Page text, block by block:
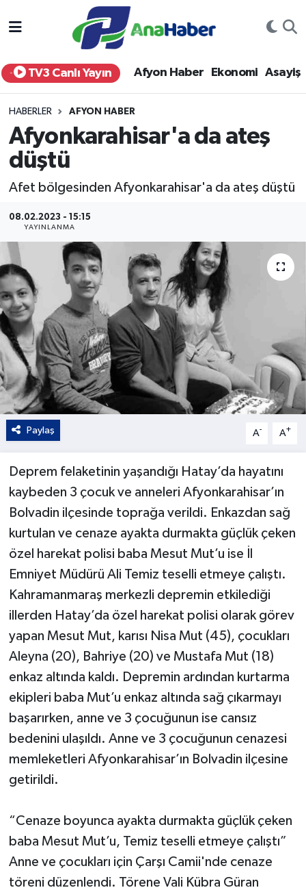
TV3 Canlı Yayın Afyon Haber Ekonomi Asayiş
HABERLER AFYON HABER
Afyonkarahisar'a da ateş
düştü
Afet bölgesinden Afyonkarahisar'a da ateş düştü
08.02.2023 - 15:15
YAYINLANMA
Paylaş A- A+
Deprem felaketinin yaşandığı Hatay’da hayatını
kaybeden 3 çocuk ve anneleri Afyonkarahisar’ın
Bolvadin ilçesinde toprağa verildi. Enkazdan sağ
kurtulan ve cenaze ayakta durmakta güçlük çeken
özel harekat polisi baba Mesut Mut’u ise İl
Emniyet Müdürü Ali Temiz teselli etmeye çalıştı.
Kahramanmaraş merkezli depremin etkilediği
illerden Hatay’da özel harekat polisi olarak görev
yapan Mesut Mut, karısı Nisa Mut (45), çocukları
Aleyna (20), Bahriye (20) ve Mustafa Mut (18)
enkaz altında kaldı. Depremin ardından kurtarma
ekipleri baba Mut’u enkaz altında sağ çıkarmayı
başarırken, anne ve 3 çocuğunun ise cansız
bedenini ulaşıldı. Anne ve 3 çocuğunun cenazesi
memleketleri Afyonkarahisar’ın Bolvadin ilçesine
getirildi.
“Cenaze boyunca ayakta durmakta güçlük çeken
baba Mesut Mut’u, Temiz teselli etmeye çalıştı”
Anne ve çocukları için Çarşı Camii'nde cenaze
töreni düzenlendi. Törene Vali Kübra Güran
Yurt Haber
Afyon Haber
Siyaset
Spor
Eğitim
Sağlık
Teknoloji
Kültür - Sanat
Yaşam
Afyonkarahisar Nöbetçi Eczaneler
Afyonkarahisar Hava Durumu
Afyonkarahisar Trafik Yoğunluk Haritası
Süper Lig Puan Durumu ve Fikstür
Tüm Manşetler
Son Dakika Haberleri
Haber Arşivi